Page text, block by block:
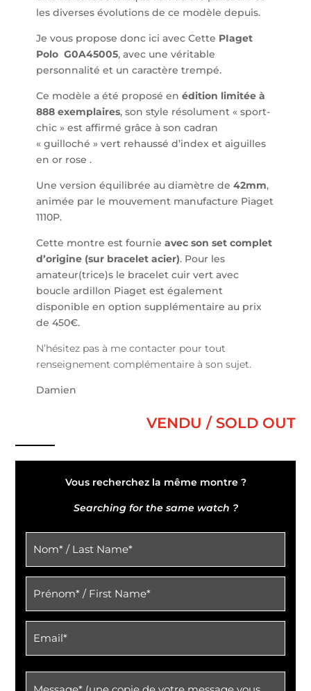
les diverses évolutions de ce modèle depuis.
Je vous propose donc ici avec Cette PIaget
Polo G0A45005, avec une véritable
personnalité et un caractère trempé.
Ce modèle a été proposé enédition limitée à
888 exemplaires, son style résolument « sport-
chic » est affirmé grâce à son cadran
« guilloché » vert rehaussé d’index et aiguilles
en or rose .
Une version équilibrée au diamètre de42mm,
animée par le mouvement manufacture Piaget
1110P.
Cette montre est fournieavec son set complet
d’origine (sur bracelet acier). Pour les
amateur(trice)s le bracelet cuir vert avec
boucle ardillon Piaget est également
disponible en option supplémentaire au prix
de 450€.
N’hésitez pas à me contacter pour tout
renseignement complémentaire à son sujet.
Damien
VENDU / SOLD OUT
Vous recherchez la même montre ?
Searching for the same watch ?